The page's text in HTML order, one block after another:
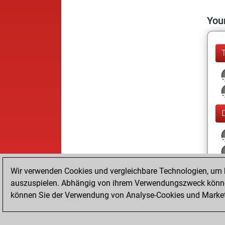
Wir verwenden Cookies und vergleichbare Technologien,
auszuspielen. Abhängig von ihrem Verwendungszweck
können Sie der Verwendung von Analyse-Cookies und